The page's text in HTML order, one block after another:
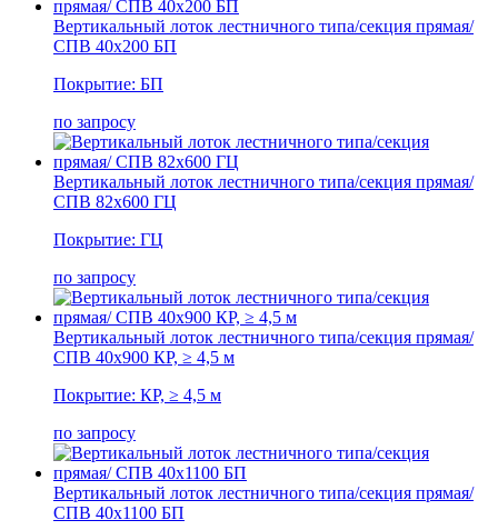
Вертикальный лоток лестничного типа/секция прямая/
СПВ 40х200 БП
Покрытие: БП
по запросу
Вертикальный лоток лестничного типа/секция прямая/
СПВ 82х600 ГЦ
Покрытие: ГЦ
по запросу
Вертикальный лоток лестничного типа/секция прямая/
СПВ 40х900 КР, ≥ 4,5 м
Покрытие: КР, ≥ 4,5 м
по запросу
Вертикальный лоток лестничного типа/секция прямая/
СПВ 40х1100 БП